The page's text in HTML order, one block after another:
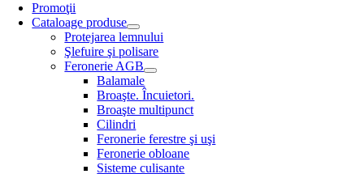
Promoţii
Cataloage produse
Protejarea lemnului
Şlefuire şi polisare
Feronerie AGB
Balamale
Broaşte. Încuietori.
Broaşte multipunct
Cilindri
Feronerie ferestre şi uşi
Feronerie obloane
Sisteme culisante